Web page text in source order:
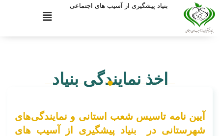
بنیاد پیشگیری از آسیب های اجتماعی
اخذ نمایندگی بنیاد
آیین نامه تاسیس شعب استانی و نمایندگی‌های
شهرستانی در ‌ بنیاد پیشگیری از آسیب های